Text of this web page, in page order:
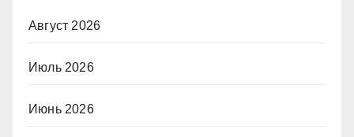
Август 2026
Июль 2026
Июнь 2026